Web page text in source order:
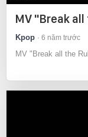
MV "Break all
Kpop 6 năm trước
MV "Break all the